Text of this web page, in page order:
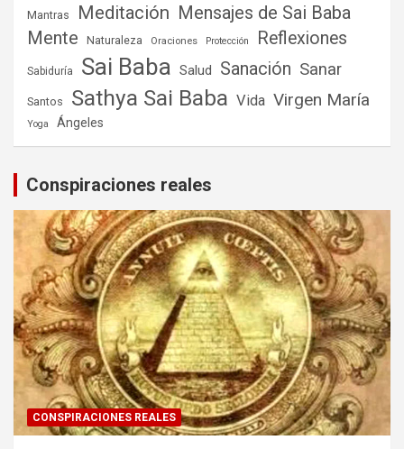
Mantras Meditación Mensajes de Sai Baba
Mente
Naturaleza Oraciones Protección Reflexiones
Sabiduría Sai Baba Salud Sanación Sanar
Santos Sathya Sai Baba Vida Virgen María
Yoga Ángeles
Conspiraciones reales
CONSPIRACIONES REALES